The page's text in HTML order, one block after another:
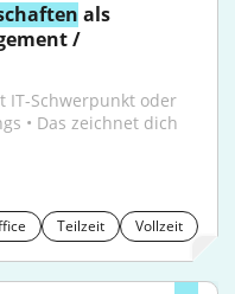
als
/
IT-Schwerpunkt oder
• Das zeichnet dich
Teilzeit Vollzeit